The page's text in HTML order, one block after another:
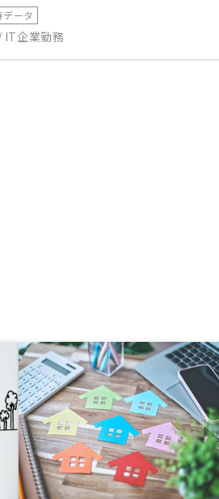
データ
IT企業勤務